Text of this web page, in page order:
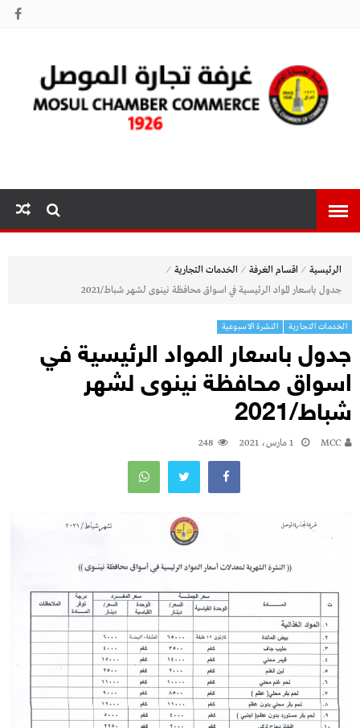
الموصل
الرئيسية ⁄ اقسام الغرفة ⁄ الخدمات التجارية ⁄
جدول باسعار المواد الرئيسية في اسواق محافظة نينوى لشهر شباط/2021
الخدمات التجارية النشرة الاسبوعية
جدول باسعار المواد الرئيسية في
اسواق محافظة نينوى لشهر
شباط/2021
MCC 1 مارس، 2021 248